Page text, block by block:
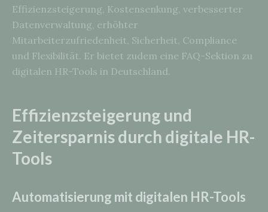
Effizienzsteigerung, Kostensenkung, verbesserter
Datenverwaltung, erhöhter
Mitarbeiterzufriedenheit, Sicherheit, Compliance
und Flexibilität. Er bietet zudem eine FAQ-Sektion zu
digitalen HR-Tools in Deutschland.
Effizienzsteigerung und
Zeitersparnis durch digitale HR-
Tools
Automatisierung mit digitalen HR-Tools